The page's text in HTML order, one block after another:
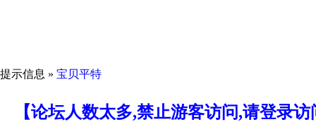
提示信息 » 宝贝平特
【论坛人数太多,禁止游客访问,请登录